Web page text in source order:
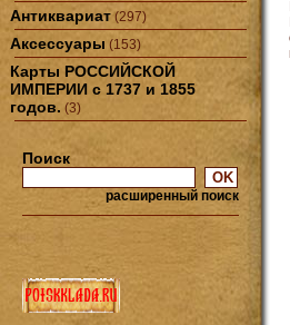
Антиквариат (297)
Аксессуары (153)
Карты РОССИЙСКОЙ
ИМПЕРИИ с 1737 и 1855
годов. (3)
Поиск
расширенный поиск